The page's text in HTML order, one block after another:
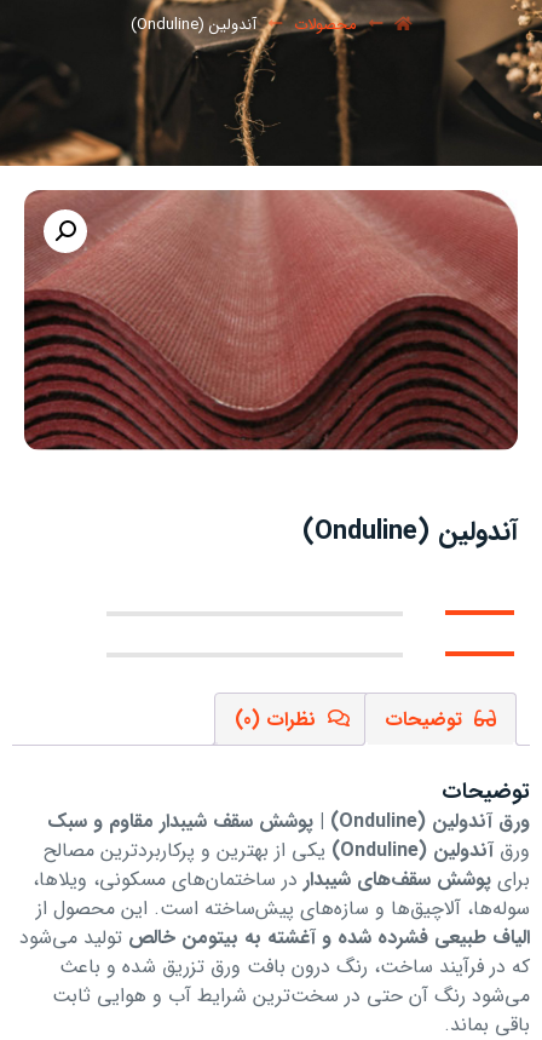
محصولات آندولین (Onduline)
آندولین (Onduline)
توضیحات نظرات (0)
توضیحات
ورق آندولین (Onduline) | پوشش سقف شیبدار مقاوم و سبک
ورق آندولین (Onduline
) یکی از بهترین و پرکاربردترین مصالح
برای پوشش سقف‌های شیبدار در ساختمان‌های مسکونی، ویلاها،
سوله‌ها، آلاچیق‌ها و سازه‌های پیش‌ساخته است. این محصول از
الیاف طبیعی فشرده شده و آغشته به بیتومن خالص تولید می‌شود
که در فرآیند ساخت، رنگ درون بافت ورق تزریق شده و باعث
می‌شود رنگ آن حتی در سخت‌ترین شرایط آب و هوایی ثابت
باقی بماند.